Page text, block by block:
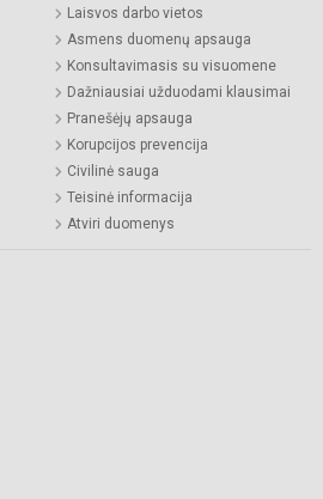
Laisvos darbo vietos
Asmens duomenų apsauga
Konsultavimasis su visuomene
Dažniausiai užduodami klausimai
Pranešėjų apsauga
Korupcijos prevencija
Civilinė sauga
Teisinė informacija
Atviri duomenys